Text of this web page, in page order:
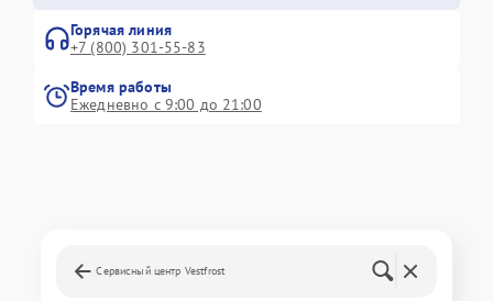
Горячая линия
+7 (800) 301-55-83
Время работы
Ежедневно с 9:00 до 21:00
Сервисный центр Vestfrost